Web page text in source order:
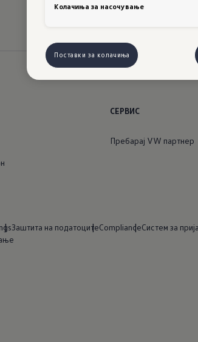
СЕРВИС
Пребарај VW партнер
Заштита на податоцитеComplianceСистем за
Колачиња за насочување
Поставки за колачиња